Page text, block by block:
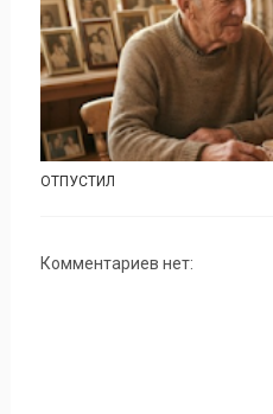
ОТПУСТИЛ
Комментариев нет: